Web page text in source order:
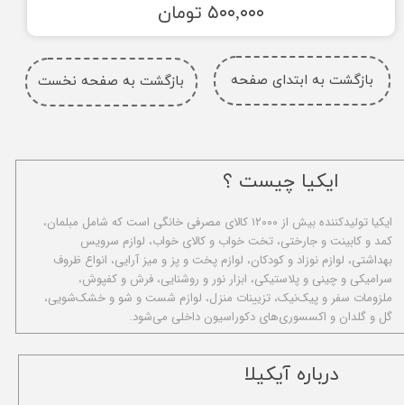
۵۰۰,۰۰۰ تومان
بازگشت به صفحه نخست بازگشت به ابتدای صفحه
​درباره آیکیلا
ایکیا چیست ؟
ا​یکیا تولیدکننده بیش از ۱۲۰۰۰ کالای مصرفی خانگی است که شامل مبلمان،
کمد و کابینت و جارختی، تخت خواب و کالای خواب، لوازم سرویس
بهداشتی، لوازم نوزاد و کودکان، لوازم پخت و پز و میز آرایی، انواع ظروف
سرامیکی و چینی و پلاستیکی، ابزار نور و روشنایی، فرش و کفپوش،
ملزومات سفر و پیک‌نیک، تزیینات منزل، لوازم شست و شو و خشک‌شویی،
گل و گلدان و اکسسوری‌های دکوراسیون داخلی می‌شود.